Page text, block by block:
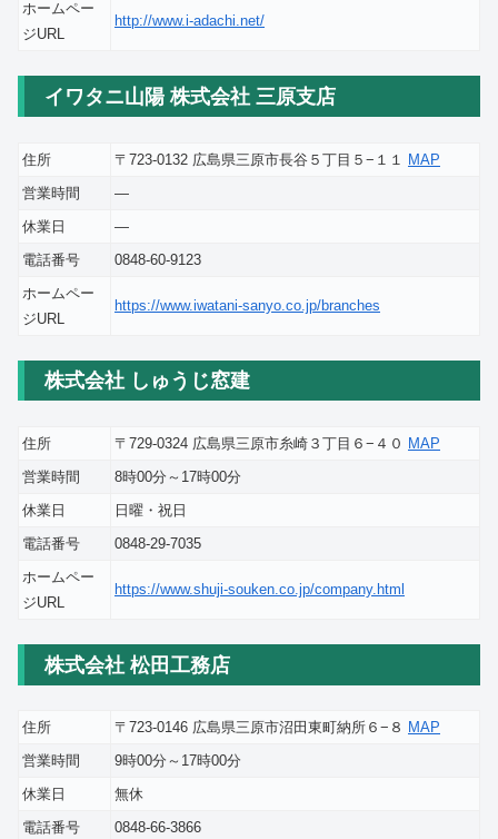
ホームペー
ジURL
http://www.i-adachi.net/
イワタニ山陽 株式会社 三原支店
住所 〒723-0132 広島県三原市長谷５丁目５−１１ MAP
営業時間
―
休業日
―
電話番号
0848-60-9123
ホームペー
ジURL
https://www.iwatani-sanyo.co.jp/branches
株式会社 しゅうじ窓建
住所 〒729-0324 広島県三原市糸崎３丁目６−４０ MAP
営業時間
8時00分～17時00分
休業日
日曜・祝日
電話番号
0848-29-7035
ホームペー
ジURL
https://www.shuji-souken.co.jp/company.html
株式会社 松田工務店
住所 〒723-0146 広島県三原市沼田東町納所６−８ MAP
営業時間
9時00分～17時00分
休業日
無休
電話番号
0848-66-3866